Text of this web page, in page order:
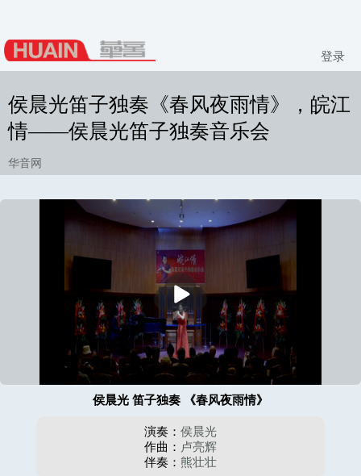
登录
侯晨光笛子独奏《春风夜雨情》，皖江
情——侯晨光笛子独奏音乐会
华音网
放
侯晨光 笛子独奏 《春风夜雨情》
演奏： 侯晨光
作曲： 卢亮辉
伴奏： 熊壮壮